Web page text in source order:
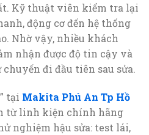
Kỹ thuật viên kiểm tra lại
động cơ đến hệ thống
Nhờ vậy, nhiều khách
nhận được độ tin cậy và
đi đầu tiên sau sửa.
tại Makita Phú An Tp Hồ
từ linh kiện chính hãng
nghiệm hậu sửa: test lái,